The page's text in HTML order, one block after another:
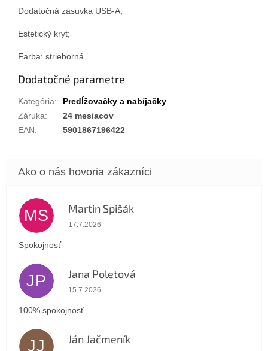
Dodatočná zásuvka USB-A;
Estetický kryt;
Farba: strieborná.
Dodatočné parametre
Kategória:
Predĺžovačky a nabíjačky
Záruka:
24 mesiacov
EAN: 5901867196422
MS Martin Spišák
Hodnotenie obchodu je 5 z 5 hviezdičiek.
17.7.2026
Spokojnosť
JP Jana Poletová
Hodnotenie obchodu je 5 z 5 hviezdičiek.
15.7.2026
100% spokojnosť
JJ Ján Jačmeník